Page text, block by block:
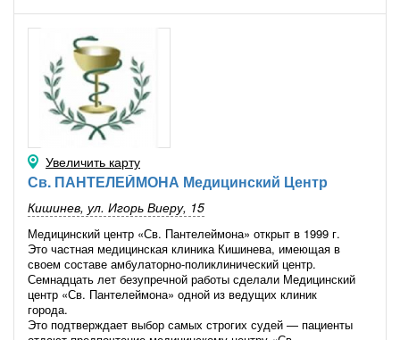
Увеличить карту
Св. ПАНТЕЛЕЙМОНА Медицинский Центр
Кишинев, ул. Игорь Виеру, 15
Медицинский центр «Св. Пантелеймона» открыт в 1999 г.
Это частная медицинская клиника Кишинева, имеющая в
своем составе амбулаторно-поликлинический центр.
Семнадцать лет безупречной работы сделали Медицинский
центр «Св. Пантелеймона» одной из ведущих клиник
города.
Это подтверждает выбор самых строгих судей — пациенты